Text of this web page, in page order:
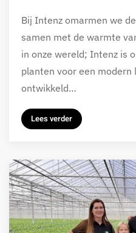
Bij Intenz omarmen we
samen met de warmte
in onze wereld; Intenz is
planten voor een modern
ontwikkeld…
Lees verder